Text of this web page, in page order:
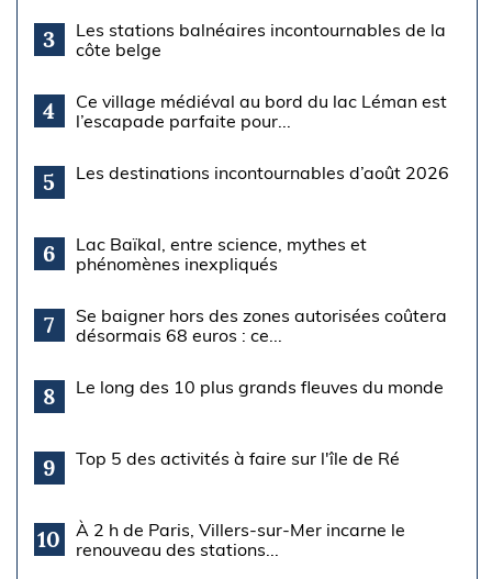
3
Les stations balnéaires incontournables de la
côte belge
4
Ce village médiéval au bord du lac Léman est
l’escapade parfaite pour...
5 Les destinations incontournables d’août 2026
6
Lac Baïkal, entre science, mythes et
phénomènes inexpliqués
7
Se baigner hors des zones autorisées coûtera
désormais 68 euros : ce...
8 Le long des 10 plus grands fleuves du monde
9 Top 5 des activités à faire sur l'île de Ré
10
À 2 h de Paris, Villers-sur-Mer incarne le
renouveau des stations...